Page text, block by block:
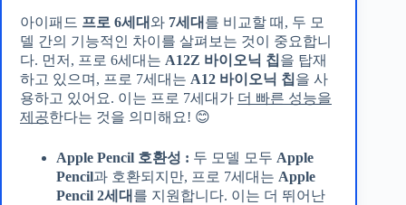
아이패드 프로 6세대 와 7세대 를 비교할 때, 두 모
델 간의 기능적인 차이를 살펴보는 것이 중요합니
다. 먼저, 프로 6세대는 A12Z 바이오닉 칩 을 탑재
하고 있으며, 프로 7세대는 A12 바이오닉 칩 을 사
용하고 있어요. 이는 프로 7세대가 더 빠른 성능을
제공한다는 것을 의미해요! 😊
Apple Pencil 호환성 : 두 모델 모두 Apple
Pencil과 호환되지만, 프로 7세대는 Apple
Pencil 2세대 를 지원합니다. 이는 더 뛰어난